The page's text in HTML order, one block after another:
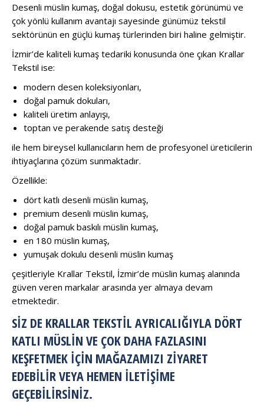
Desenli müslin kumaş, doğal dokusu, estetik görünümü ve
çok yönlü kullanım avantajı sayesinde günümüz tekstil
sektörünün en güçlü kumaş türlerinden biri haline gelmiştir.
İzmir’de kaliteli kumaş tedariki konusunda öne çıkan Krallar
Tekstil ise:
modern desen koleksiyonları,
doğal pamuk dokuları,
kaliteli üretim anlayışı,
toptan ve perakende satış desteği
ile hem bireysel kullanıcıların hem de profesyonel üreticilerin
ihtiyaçlarına çözüm sunmaktadır.
Özellikle:
dört katlı desenli müslin kumaş,
premium desenli müslin kumaş,
doğal pamuk baskılı müslin kumaş,
en 180 müslin kumaş,
yumuşak dokulu desenli müslin kumaş
çeşitleriyle Krallar Tekstil, İzmir’de müslin kumaş alanında
güven veren markalar arasında yer almaya devam
etmektedir.
SIZ DE KRALLAR TEKSTIL AYRICALIĞIYLA DÖRT
KATLI MÜSLIN VE ÇOK DAHA FAZLASINI
KEŞFETMEK IÇIN MAĞAZAMIZI ZIYARET
EDEBILIR VEYA HEMEN ILETIŞIME
GEÇEBILIRSINIZ.